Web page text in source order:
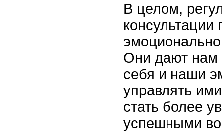
В целом,
Они дают нам
себя и наши
управлять
стать более
успешными во